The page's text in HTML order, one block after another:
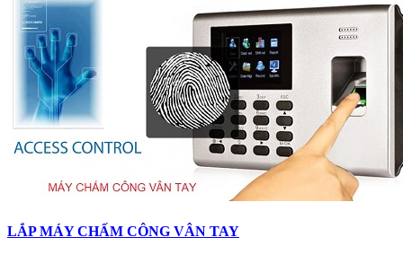
LẮP MÁY CHẤM CÔNG VÂN TAY